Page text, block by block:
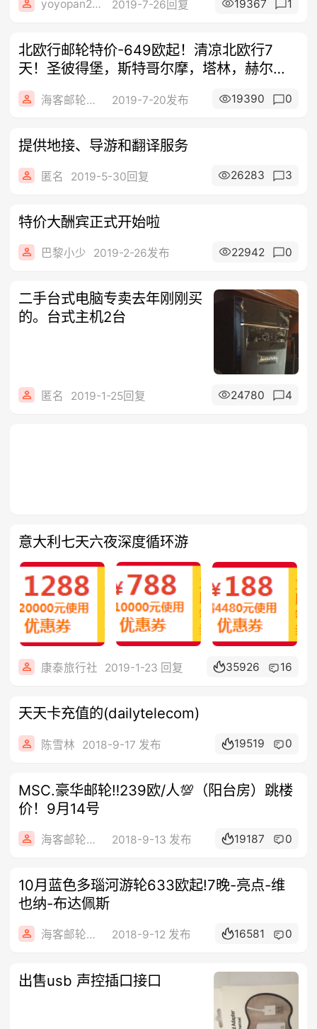
yoyopan2006 2019-7-26回复 19367 1
北欧行邮轮特价-649欧起！清凉北欧行7
天！圣彼得堡，斯特哥尔摩，塔林，赫尔辛
基
海客邮轮旅行社 2019-7-20发布 19390 0
提供地接、导游和翻译服务
匿名 2019-5-30回复 26283 3
特价大酬宾正式开始啦
巴黎小少 2019-2-26发布 22942 0
二手台式电脑专卖去年刚刚买
的。台式主机2台
匿名 2019-1-25回复 24780 4
意大利七天六夜深度循环游
康泰旅行社 2019-1-23 回复 35926 16
天天卡充值的(dailytelecom)
陈雪林 2018-9-17 发布 19519 0
MSC.豪华邮轮‼️239欧/人💯（阳台房）跳楼
价！9月14号
海客邮轮旅行社 2018-9-13 发布 19187 0
10️月蓝色多瑙河游轮633欧起!7晚-亮点-维
也纳-布达佩斯
海客邮轮旅行社 2018-9-12 发布 16581 0
出售usb 声控插口接口